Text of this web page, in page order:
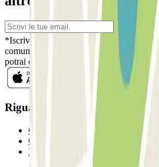
*Iscrivendoti, accetti la nostra
comunicazioni commerciali da Parclick.
potrai disiscriverti quando vuoi
Riguardo a Parclcik
Chi siamo
Come funziona?
I Nostri Parcheggi